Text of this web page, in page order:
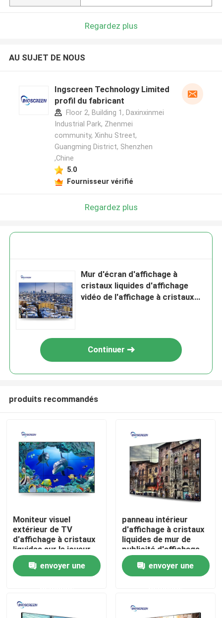
Aperçu
Vidéos
Regardez plus
AU SUJET DE NOUS
Ingscreen Technology Limited
profil du fabricant
Floor 2, Building 1, Daxinxinmei
Industrial Park, Zhenmei
community, Xinhu Street,
Guangming District, Shenzhen
,Chine
5.0
Fournisseur vérifié
Regardez plus
Mur d'écran d'affichage à
cristaux liquides d'affichage
vidéo de l'affichage à cristaux
Continuer
produits recommandés
Moniteur visuel
extérieur de TV
d'affichage à cristaux
liquides sur le joueur
de la publicité de
Signage de Digital du
mur 3x3
envoyer une
panneau intérieur
d'affichage à cristaux
liquides de mur de
publicité d'affichage
d'affichage à cristaux
liquides de 4k 3x3
envoyer une